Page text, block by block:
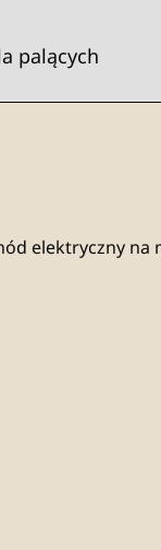
palących
elektryczny na